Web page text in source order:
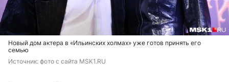
Новый дом актера в «Ильинских холмах» уже готов принять его
семью
Источник: фото с сайта MSK1.RU